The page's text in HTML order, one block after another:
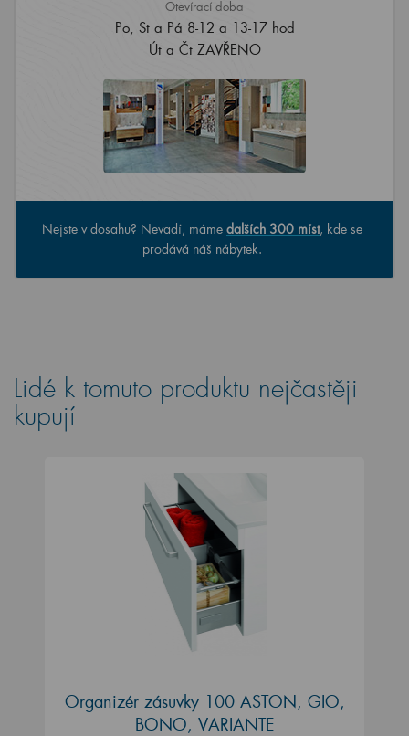
Otevírací doba
Po, St a Pá 8-12 a 13-17 hod
Út a Čt ZAVŘENO
Nejste v dosahu? Nevadí, máme dalších 300 míst, kde se
prodává náš nábytek.
Lidé k tomuto produktu nejčastěji
kupují
Organizér zásuvky 100 ASTON, GIO,
BONO, VARIANTE